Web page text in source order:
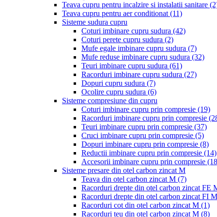
Teava cupru pentru incalzire si instalatii sanitare
Teava cupru pentru aer conditionat (11)
Sisteme sudura cupru
Coturi imbinare cupru sudura (42)
Coturi perete cupru sudura (2)
Mufe egale imbinare cupru sudura (7)
Mufe reduse imbinare cupru sudura (32)
Teuri imbinare cupru sudura (61)
Racorduri imbinare cupru sudura (27)
Dopuri cupru sudura (7)
Ocolire cupru sudura (6)
Sisteme compresiune din cupru
Coturi imbinare cupru prin compresie (19)
Racorduri imbinare cupru prin compresie
Teuri imbinare cupru prin compresie (37)
Cruci imbinare cupru prin compresie (5)
Dopuri imbinare cupru prin compresie (8)
Reductii imbinare cupru prin compresie (14)
Accesorii imbinare cupru prin compresie
Sisteme presare din otel carbon zincat M
Teava din otel carbon zincat M (7)
Racorduri drepte din otel carbon zincat FE
Racorduri drepte din otel carbon zincat FI M
Racorduri cot din otel carbon zincat M (1)
Racorduri teu din otel carbon zincat M (8)